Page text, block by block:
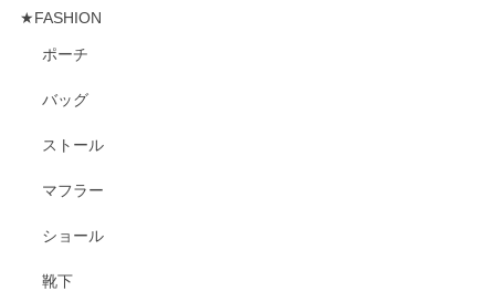
★FASHION
ポーチ
バッグ
ストール
マフラー
ショール
靴下